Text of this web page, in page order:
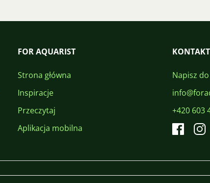
FOR AQUARIST
Strona główna
Inspiracje
Przeczytaj
Aplikacja mobilna
KONTAKT
Napisz
+420 603